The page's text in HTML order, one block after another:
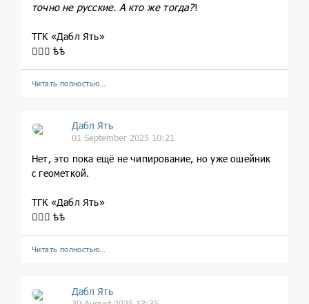
точно не русские. А кто же тогда?!
ТГК «Дабл Ять»
💁🏼‍♀️ ѣѣ
Читать полностью…
Дабл Ять
01 September 2025 10:21
Нет, это пока ещё не чипирование, но уже ошейник
с геометкой.
ТГК «Дабл Ять»
💁🏼‍♀️ ѣѣ
Читать полностью…
Дабл Ять